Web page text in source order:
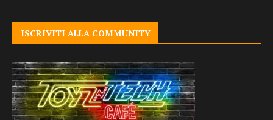
ISCRIVITI ALLA COMMUNITY